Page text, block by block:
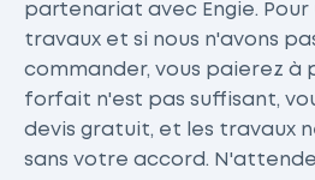
partenariat avec Engie. Pour
travaux et si nous n'avons
commander, vous paierez à
forfait n'est pas suffisant,
devis gratuit, et les travaux
sans votre accord.